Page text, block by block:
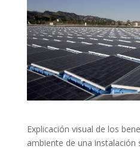
Explicación visual de los
ambiente de una